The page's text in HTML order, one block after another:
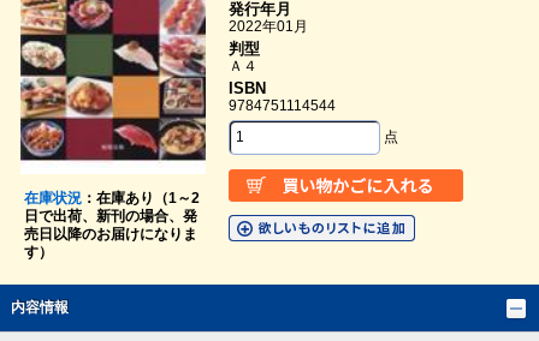
在庫状況：在庫あり（1～2
日で出荷、新刊の場合、発
売日以降のお届けになりま
す）
発行年月
2022年01月
判型
Ａ４
ISBN
9784751114544
点
内容情報